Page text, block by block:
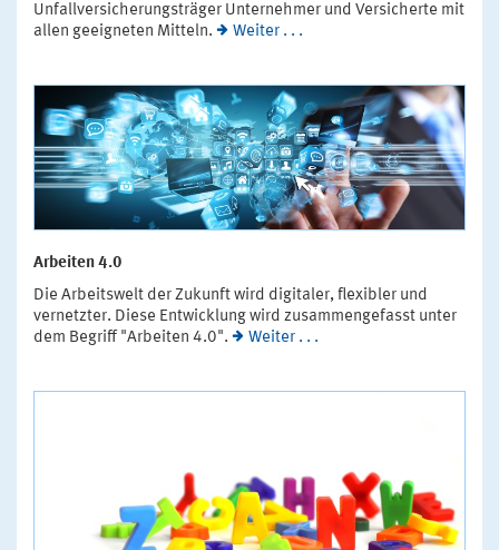
Unfallversicherungsträger Unternehmer und Versicherte mit
allen geeigneten Mitteln.
Weiter . . .
Arbeiten 4.0
Die Arbeitswelt der Zukunft wird digitaler, flexibler und
vernetzter. Diese Entwicklung wird zusammengefasst unter
dem Begriff "Arbeiten 4.0".
Weiter . . .